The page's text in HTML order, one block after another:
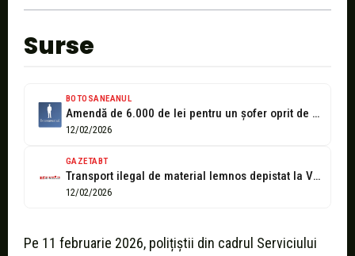
Surse
BOTOSANEANUL
Amendă de 6.000 de lei pentru un șofer oprit de polițiștii botoșăneni
12/02/2026
GAZETABT
Transport ilegal de material lemnos depistat la Vlădeni: amendă de 6.000 de...
12/02/2026
Pe 11 februarie 2026, polițiștii din cadrul Serviciului